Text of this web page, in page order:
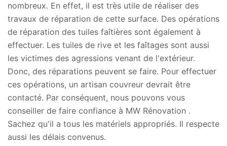
nombreux. En effet, il est très utile de réaliser des
travaux de réparation de cette surface. Des opérations
de réparation des tuiles faîtières sont également à
effectuer. Les tuiles de rive et les faîtages sont aussi
les victimes des agressions venant de l'extérieur.
Donc, des réparations peuvent se faire. Pour effectuer
ces opérations, un artisan couvreur devrait être
contacté. Par conséquent, nous pouvons vous
conseiller de faire confiance à MW Rénovation .
Sachez qu'il a tous les matériels appropriés. Il respecte
aussi les délais convenus.